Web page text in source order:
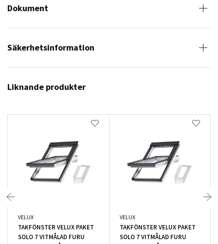
Dokument
Säkerhetsinformation
Liknande produkter
VELUX
TAKFÖNSTER VELUX PAKET
SOLO 7 VITMÅLAD FURU
VELUX
TAKFÖNSTER VELUX PAKET
SOLO 7 VITMÅLAD FURU